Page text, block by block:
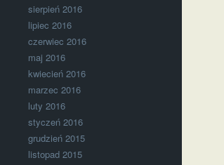
sierpień 2016
lipiec 2016
czerwiec 2016
maj 2016
kwiecień 2016
marzec 2016
luty 2016
styczeń 2016
grudzień 2015
listopad 2015